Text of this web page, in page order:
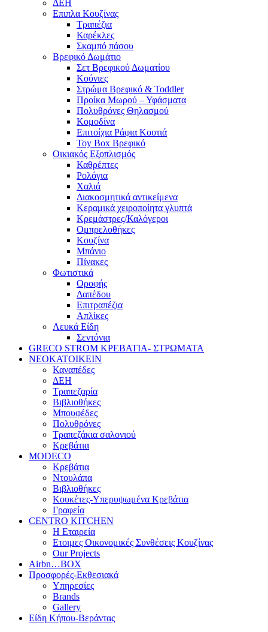
ΔΕΗ
Επιπλα Κουζίνας
Τραπέζια
Καρέκλες
Σκαμπό πάσου
Βρεφικό Δωμάτιο
Σετ Βρεφικού Δωματίου
Κούνιες
Στρώμα Βρεφικό & Toddler
Προίκα Μωρού – Υφάσματα
Πολυθρόνες Θηλασμού
Κομοδίνα
Επιτοίχια Ράφια Κουτιά
Toy Box Βρεφικό
Οικιακός Εξοπλισμός
Καθρέπτες
Ρολόγια
Χαλιά
Διακοσμητικά αντικείμενα
Κεραμικά χειροποίητα γλυπτά
Κρεμάστρες/Καλόγεροι
Ομπρελοθήκες
Κουζίνα
Μπάνιο
Πίνακες
Φωτιστικά
Οροφής
Δαπέδου
Επιτραπέζια
Απλίκες
Λευκά Είδη
Σεντόνια
GRECO STROM ΚΡΕΒΑΤΙΑ- ΣΤΡΩΜΑΤΑ
ΝΕΟΚΑΤΟΙΚΕΙΝ
Καναπέδες
ΔΕΗ
Τραπεζαρία
Βιβλιοθήκες
Μπουφέδες
Πολυθρόνες
Τραπεζάκια σαλονιού
Κρεβάτια
MODECO
Κρεβάτια
Ντουλάπα
Βιβλιοθήκες
Κουκέτες-Υπερυψωμένα Κρεβάτια
Γραφεία
CENTRO KITCHEN
Η Εταιρεία
Ετοιμες Οικονομικές Συνθέσεις Κουζίνας
Our Projects
Airbn…BOX
Προσφορές-Εκθεσιακά
Υπηρεσίες
Brands
Gallery
Είδη Κήπου-Βεράντας